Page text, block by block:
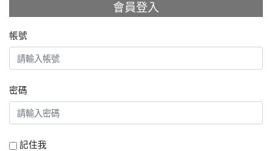
會員登入
帳號
密碼
記住我